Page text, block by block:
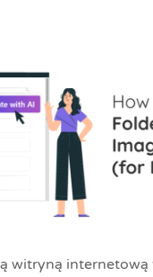
witryną